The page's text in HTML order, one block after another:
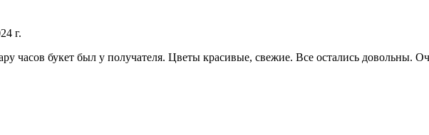
г.
часов букет был у получателя. Цветы красивые, свежие. Все остались